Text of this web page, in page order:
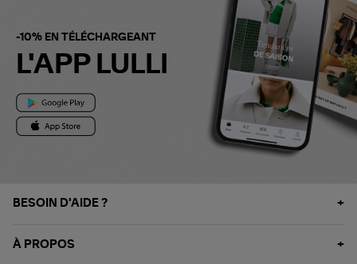
-10% EN TÉLÉCHARGEANT
L'APP LULLI
BESOIN D'AIDE ?
À PROPOS